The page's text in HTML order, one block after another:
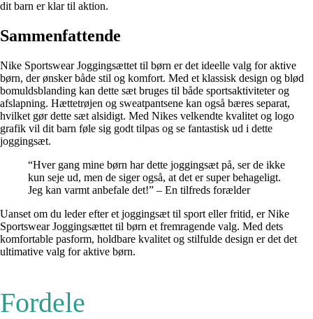
dit barn er klar til aktion.
Sammenfattende
Nike Sportswear Joggingsættet til børn er det ideelle valg for aktive
børn, der ønsker både stil og komfort. Med et klassisk design og blød
bomuldsblanding kan dette sæt bruges til både sportsaktiviteter og
afslapning. Hættetrøjen og sweatpantsene kan også bæres separat,
hvilket gør dette sæt alsidigt. Med Nikes velkendte kvalitet og logo
grafik vil dit barn føle sig godt tilpas og se fantastisk ud i dette
joggingsæt.
“Hver gang mine børn har dette joggingsæt på, ser de ikke
kun seje ud, men de siger også, at det er super behageligt.
Jeg kan varmt anbefale det!” – En tilfreds forælder
Uanset om du leder efter et joggingsæt til sport eller fritid, er Nike
Sportswear Joggingsættet til børn et fremragende valg. Med dets
komfortable pasform, holdbare kvalitet og stilfulde design er det det
ultimative valg for aktive børn.
Fordele